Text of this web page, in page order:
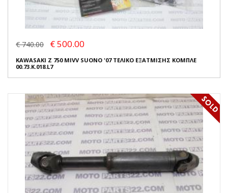
€ 740.00 € 500.00
KAWASAKI Z 750 MIVV SUONO '07 ΤΕΛΙΚΟ ΕΞΑΤΜΙΣΗΣ ΚΟΜΠΛΕ
00.73.K.018.L7